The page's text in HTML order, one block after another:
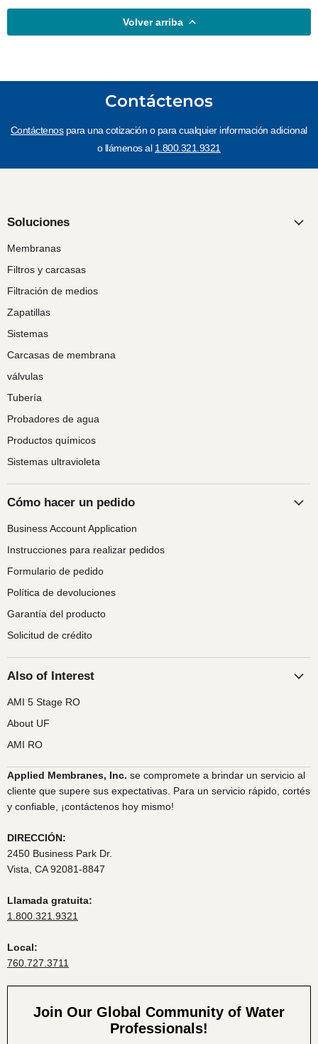
Volver arriba
Contáctenos
Contáctenospara una cotización o para cualquier información adicional
o llámenos al 1.800.321.9321
Soluciones
Membranas
Filtros y carcasas
Filtración de medios
Zapatillas
Sistemas
Carcasas de membrana
válvulas
Tubería
Probadores de agua
Productos químicos
Sistemas ultravioleta
Cómo hacer un pedido
Business Account Application
Instrucciones para realizar pedidos
Formulario de pedido
Política de devoluciones
Garantía del producto
Solicitud de crédito
Also of Interest
AMI 5 Stage RO
About UF
AMI RO
Applied Membranes, Inc. se compromete a brindar un servicio al
cliente que supere sus expectativas. Para un servicio rápido, cortés
y confiable, ¡contáctenos hoy mismo!
DIRECCIÓN:
2450 Business Park Dr.
Vista, CA 92081-8847
Llamada gratuita:
1.800.321.9321
Local:
760.727.3711
Join Our Global Community of Water
Professionals!